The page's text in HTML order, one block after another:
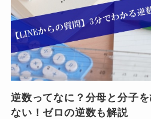
逆数ってなに？分母と分子
ない！ゼロの逆数も解説